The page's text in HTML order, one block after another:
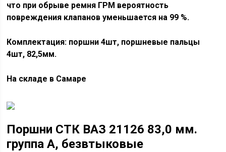
что при обрыве ремня ГРМ вероятность
повреждения клапанов уменьшается на 99 %.
Комплектация: поршни 4шт, поршневые пальцы
4шт, 82,5мм.
На складе в Самаре
Поршни СТК ВАЗ 21126 83,0 мм.
группа А, безвтыковые